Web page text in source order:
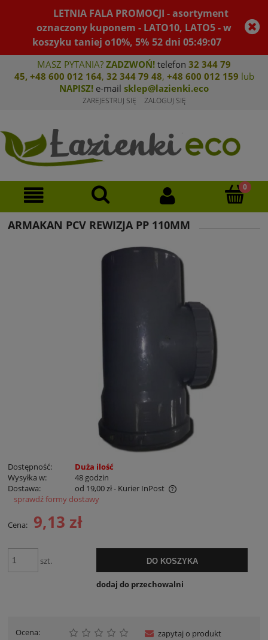
LETNIA FALA PROMOCJI - asortyment
oznaczony kuponem - LATO10, LATO5 - w
koszyku taniej o10%, 5% 52dni05:49:07
MASZ PYTANIA? ZADZWOŃ! telefon 32 344 79
45, +48 600 012 164, 32 344 79 48, +48 600 012 159 lub
NAPISZ! e-mail sklep@lazienki.eco
ZAREJESTRUJ SIĘ ZALOGUJ SIĘ
ARMAKAN PCV REWIZJA PP 110MM
Dostępność:
Duża ilość
Wysyłka w:
48 godzin
Dostawa:
od 19,00 zł- Kurier InPost
Cena nie zawiera ewentualnych kosztów płatności
sprawdź formy dostawy
Cena: 9,13 zł
szt. DO KOSZYKA
dodaj do przechowalni
Ocena:
zapytaj o produkt